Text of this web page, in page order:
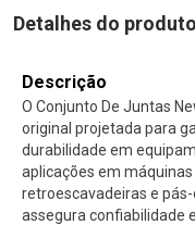
Detalhes do produto
Descrição
O Conjunto De Juntas
original projetada para
durabilidade em
aplicações em
retroescavadeiras e
assegura confiabilidade